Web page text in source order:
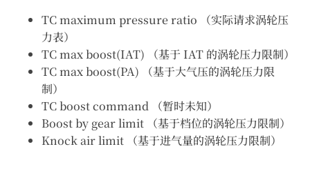
TC maximum pressure ratio （实际请求涡轮压
力表）
TC max boost(IAT) （基于 IAT 的涡轮压力限制）
TC max boost(PA) （基于大气压的涡轮压力限
制）
TC boost command （暂时未知）
Boost by gear limit （基于档位的涡轮压力限制）
Knock air limit （基于进气量的涡轮压力限制）